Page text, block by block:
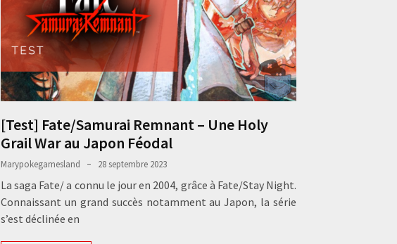
[Test] Fate/Samurai Remnant – Une Holy
Grail War au Japon Féodal
Marypokegamesland 28 septembre 2023
La saga Fate/ a connu le jour en 2004, grâce à Fate/Stay Night.
Connaissant un grand succès notamment au Japon, la série
s’est déclinée en